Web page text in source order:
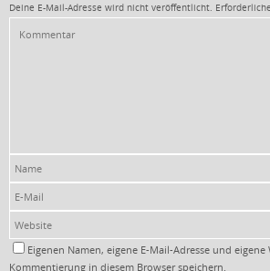
Deine E-Mail-Adresse wird nicht veröffentlicht.
Eigenen Namen, eigene E-Mail-Adresse und
Kommentierung in diesem Browser speichern.